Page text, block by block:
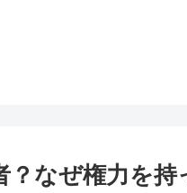
なぜ権力を持